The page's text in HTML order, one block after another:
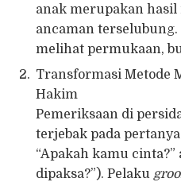
anak merupakan
ancaman
melihat permukaan,
Transformasi Metode
Hakim
Pemeriksaan di
terjebak pada
“Apakah kamu
dipaksa?”). Pelaku